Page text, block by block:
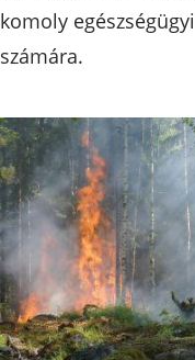
komoly
számára.